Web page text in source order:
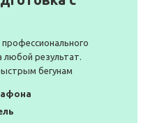
любой результат.
бегунам